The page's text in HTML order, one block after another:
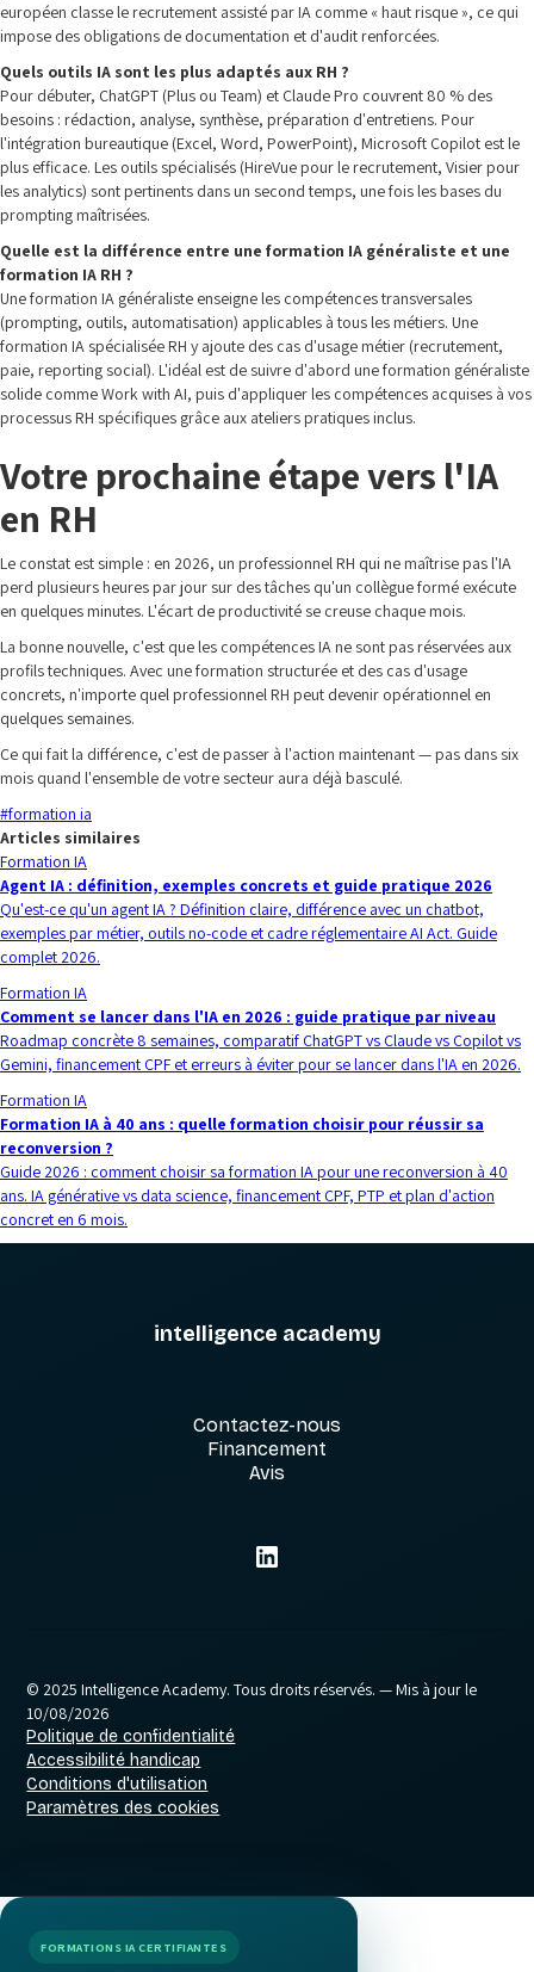
européen classe le recrutement assisté par IA comme « haut risque », ce qui
impose des obligations de documentation et d'audit renforcées.
Quels outils IA sont les plus adaptés aux RH ?
Pour débuter, ChatGPT (Plus ou Team) et Claude Pro couvrent 80 % des
besoins : rédaction, analyse, synthèse, préparation d'entretiens. Pour
l'intégration bureautique (Excel, Word, PowerPoint), Microsoft Copilot est le
plus efficace. Les outils spécialisés (HireVue pour le recrutement, Visier pour
les analytics) sont pertinents dans un second temps, une fois les bases du
prompting maîtrisées.
Quelle est la différence entre une formation IA généraliste et une
formation IA RH ?
Une formation IA généraliste enseigne les compétences transversales
(prompting, outils, automatisation) applicables à tous les métiers. Une
formation IA spécialisée RH y ajoute des cas d'usage métier (recrutement,
paie, reporting social). L'idéal est de suivre d'abord une formation généraliste
solide comme Work with AI, puis d'appliquer les compétences acquises à vos
processus RH spécifiques grâce aux ateliers pratiques inclus.
Votre prochaine étape vers l'IA
en RH
Le constat est simple : en 2026, un professionnel RH qui ne maîtrise pas l'IA
perd plusieurs heures par jour sur des tâches qu'un collègue formé exécute
en quelques minutes. L'écart de productivité se creuse chaque mois.
La bonne nouvelle, c'est que les compétences IA ne sont pas réservées aux
profils techniques. Avec une formation structurée et des cas d'usage
concrets, n'importe quel professionnel RH peut devenir opérationnel en
quelques semaines.
Ce qui fait la différence, c'est de passer à l'action maintenant — pas dans six
mois quand l'ensemble de votre secteur aura déjà basculé.
#formation ia
Articles similaires
Formation IA
Agent IA : définition, exemples concrets et guide pratique 2026
Qu'est-ce qu'un agent IA ? Définition claire, différence avec un chatbot,
exemples par métier, outils no-code et cadre réglementaire AI Act. Guide
complet 2026.
Formation IA
Comment se lancer dans l'IA en 2026 : guide pratique par niveau
Roadmap concrète 8 semaines, comparatif ChatGPT vs Claude vs Copilot vs
Gemini, financement CPF et erreurs à éviter pour se lancer dans l'IA en 2026.
Formation IA
Formation IA à 40 ans : quelle formation choisir pour réussir sa
reconversion ?
Guide 2026 : comment choisir sa formation IA pour une reconversion à 40
ans. IA générative vs data science, financement CPF, PTP et plan d'action
concret en 6 mois.
intelligence academy
Contactez-nous
Financement
Avis
© 2025 Intelligence Academy. Tous droits réservés. — Mis à jour le
10/08/2026
Politique de confidentialité
Accessibilité handicap
Conditions d'utilisation
Paramètres des cookies
FORMATIONS IA CERTIFIANTES